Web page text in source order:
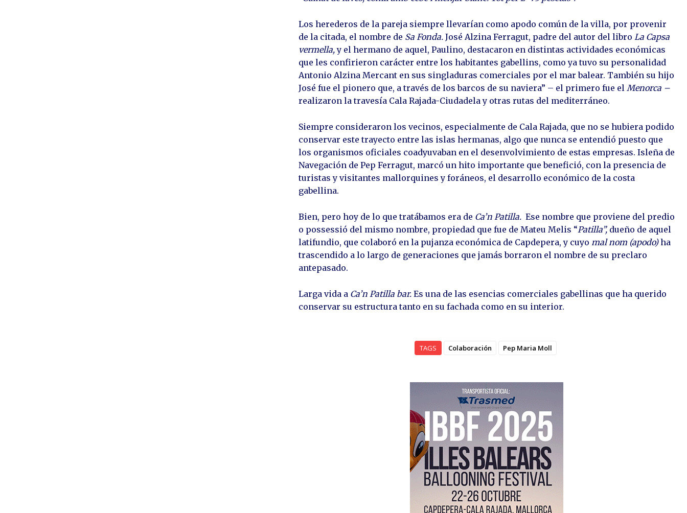
Los herederos de la pareja siempre llevarían como apodo común de la villa, por provenir
de la citada, el nombre de Sa Fonda. José Alzina Ferragut, padre del autor del libro La Capsa
vermella,y el hermano de aquel, Paulino, destacaron en distintas actividades económicas
que les confirieron carácter entre los habitantes gabellins, como ya tuvo su personalidad
Antonio Alzina Mercant en sus singladuras comerciales por el mar balear. También su hijo
José fue el pionero que, a través de los barcos de su naviera” – el primero fue el Menorca –
realizaron la travesía Cala Rajada-Ciudadela y otras rutas del mediterráneo.
Siempre consideraron los vecinos, especialmente de Cala Rajada, que no se hubiera podido
conservar este trayecto entre las islas hermanas, algo que nunca se entendió puesto que
los organismos oficiales coadyuvaban en el desenvolvimiento de estas empresas. Isleña de
Navegación de Pep Ferragut, marcó un hito importante que benefició, con la presencia de
turistas y visitantes mallorquines y foráneos, el desarrollo económico de la costa
gabellina.
Bien, pero hoy de lo que tratábamos era de Ca’n Patilla. Ese nombre que proviene del predio
o possessió del mismo nombre, propiedad que fue de Mateu Melis “Patilla”, dueño de aquel
latifundio, que colaboró en la pujanza económica de Capdepera, y cuyo mal nom (apodo)ha
trascendido a lo largo de generaciones que jamás borraron el nombre de su preclaro
antepasado.
Larga vida a Ca’n Patilla bar. Es una de las esencias comerciales gabellinas que ha querido
conservar su estructura tanto en su fachada como en su interior.
TAGS Colaboración Pep Maria Moll